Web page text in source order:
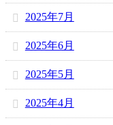
2025年7月
2025年6月
2025年5月
2025年4月